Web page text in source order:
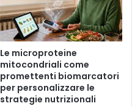
Le microproteine ​​
mitocondriali come
promettenti biomarcatori
per personalizzare le
strategie nutrizionali